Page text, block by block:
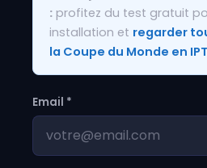
: profitez du test gratuit
installation et regarder
la Coupe du Monde en
Email *